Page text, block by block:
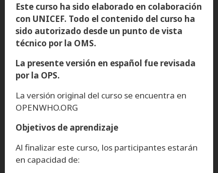
Este curso ha sido elaborado en colaboración
con UNICEF. Todo el contenido del curso ha
sido autorizado desde un punto de vista
técnico por la OMS.
La presente versión en español fue revisada
por la OPS.
La versión original del curso se encuentra en
OPENWHO.ORG
Objetivos de aprendizaje
Al finalizar este curso, los participantes estarán
en capacidad de: